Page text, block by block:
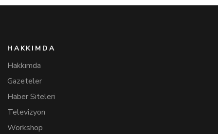
HAKKIMDA
Hakkımda
Gazeteler
Haber Siteleri
Televizyon
Workshop